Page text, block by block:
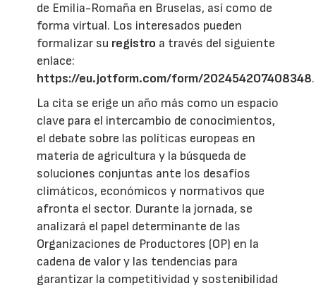
de Emilia-Romaña en Bruselas, así como de
forma virtual. Los interesados pueden
formalizar su registro a través del siguiente
enlace:
https://eu.jotform.com/form/202454207408348.
La cita se erige un año más como un espacio
clave para el intercambio de conocimientos,
el debate sobre las políticas europeas en
materia de agricultura y la búsqueda de
soluciones conjuntas ante los desafíos
climáticos, económicos y normativos que
afronta el sector. Durante la jornada, se
analizará el papel determinante de las
Organizaciones de Productores (OP) en la
cadena de valor y las tendencias para
garantizar la competitividad y sostenibilidad